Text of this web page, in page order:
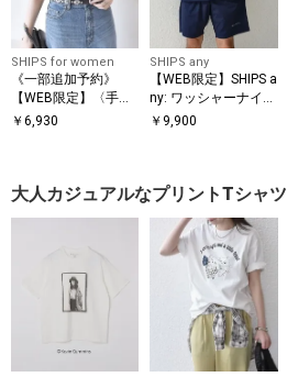
SHIPS for women
《一部追加予約》
【WEB限定】〈手洗
い可能〉アイレット
￥ 6,930
SHIPS any
【WEB限定】SHIPS a
ny: ワッシャーナイロ
ン スピンドル Tシャ
￥ 9,900
大人カジュアルなプリントTシャツ